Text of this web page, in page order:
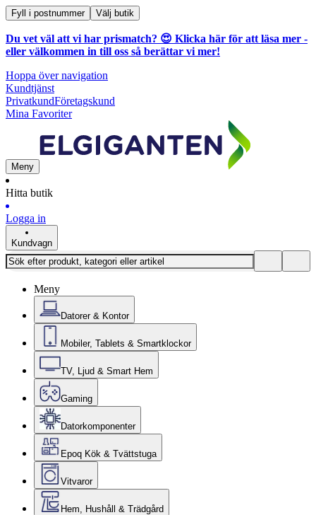
Fyll i postnummer Välj butik
Du vet väl att vi har prismatch? 😍 Klicka här för att läsa mer -
eller välkommen in till oss så berättar vi mer!
Hoppa över navigation
Kundtjänst
PrivatkundFöretagskund
Mina Favoriter
Meny
Hitta butik
Logga in
Kundvagn
Meny
Datorer & Kontor
Mobiler, Tablets & Smartklockor
TV, Ljud & Smart Hem
Gaming
Datorkomponenter
Epoq Kök & Tvättstuga
Vitvaror
Hem, Hushåll & Trädgård